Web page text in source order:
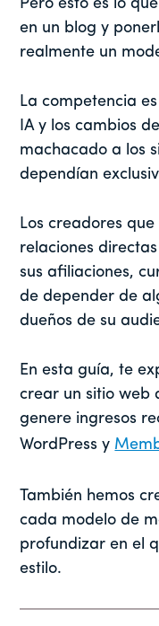
Pero esto es lo
en un blog y
realmente un
La competencia
IA y los cambios
machacado a los
dependían
Los creadores que
relaciones
sus afiliaciones,
de depender de
dueños de su
En esta guía, te
crear un sitio web
genere ingresos
WordPress y
También hemos
cada modelo de
profundizar en el
estilo.